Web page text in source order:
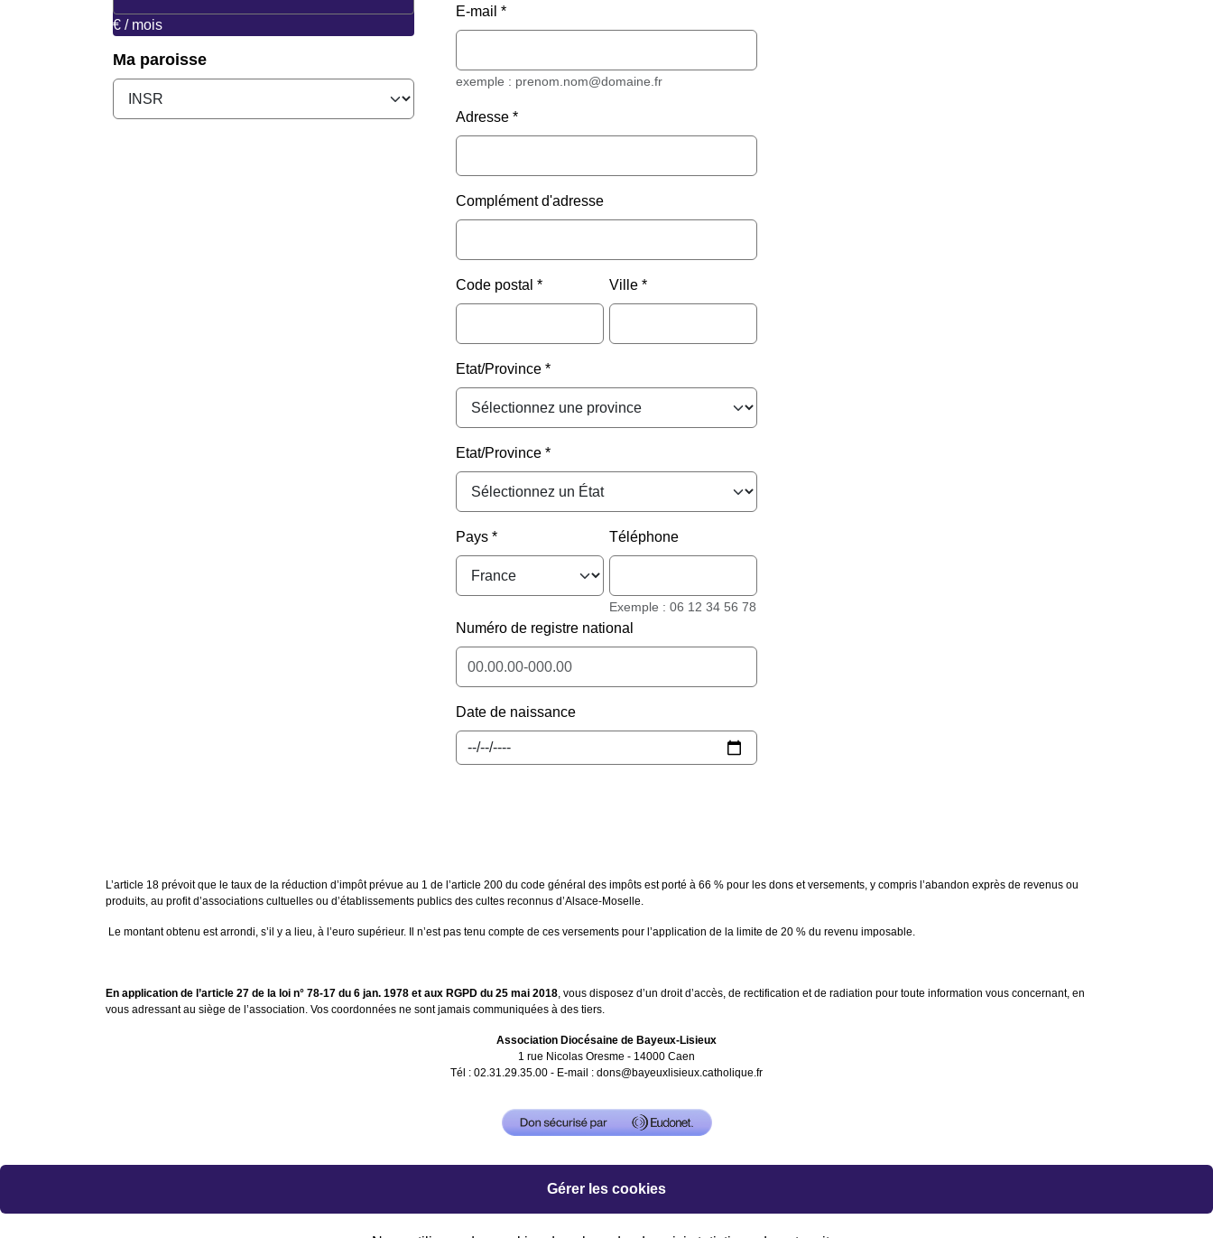
€ / mois
Ma paroisse
E-mail
exemple : prenom.nom@domaine.fr
Adresse
Complément d'adresse
Code postal Ville
Etat/Province
Etat/Province
Pays Téléphone
Exemple : 06 12 34 56 78
Numéro de registre national
Date de naissance
L’article 18 prévoit que le taux de la réduction d’impôt prévue au 1 de l’article 200 du code général des impôts est porté à 66 % pour les dons et versements, y compris l’abandon exprès de revenus ou
produits, au profit d’associations cultuelles ou d’établissements publics des cultes reconnus d’Alsace-Moselle.
Le montant obtenu est arrondi, s’il y a lieu, à l’euro supérieur. Il n’est pas tenu compte de ces versements pour l’application de la limite de 20 % du revenu imposable.
En application de l’article 27 de la loi n° 78-17 du 6 jan. 1978 et aux RGPD du 25 mai 2018, vous disposez d’un droit d’accès, de rectification et de radiation pour toute information vous concernant, en
vous adressant au siège de l’association. Vos coordonnées ne sont jamais communiquées à des tiers.
Association Diocésaine de Bayeux-Lisieux
1 rue Nicolas Oresme - 14000 Caen
Tél : 02.31.29.35.00 - E-mail : dons@bayeuxlisieux.catholique.fr
Gérer les cookies